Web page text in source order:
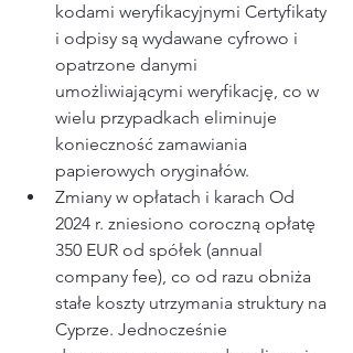
kodami weryfikacyjnymi Certyfikaty
i odpisy są wydawane cyfrowo i
opatrzone danymi
umożliwiającymi weryfikację, co w
wielu przypadkach eliminuje
konieczność zamawiania
papierowych oryginałów.​
Zmiany w opłatach i karach Od
2024 r. zniesiono coroczną opłatę
350 EUR od spółek (annual
company fee), co od razu obniża
stałe koszty utrzymania struktury na
Cyprze. Jednocześnie